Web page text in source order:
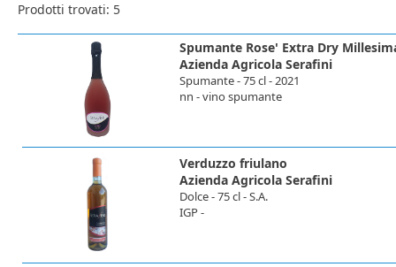
Prodotti trovati: 5
Spumante Rose' Extra Dry
Azienda Agricola Serafini
Spumante - 75 cl - 2021
nn - vino spumante
Verduzzo friulano
Azienda Agricola Serafini
Dolce - 75 cl - S.A.
IGP -